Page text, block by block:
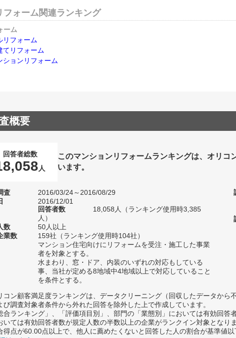
フォーム関連ランキング
ーム
リフォーム
てリフォーム
ションリフォーム
概要
回答者総数
人
このマンションリフォームランキングは、オリコ
います。
査
2016/03/24～2016/08/29
2016/12/01
回答者数
18,058人（ランキング使用時3,385
人）
数
50人以上
業数
159社（ランキング使用時104社）
マンション住宅向けにリフォームを受注・施工した事業
者を対象とする。
水まわり、窓・ドア、内装のいずれの対応もしている
事、当社が定める8地域中4地域以上で対応していること
を条件とする。
ン顧客満足度ランキングは、データクリーニング（回収したデータから
調査対象者条件から外れた回答を除外した上で作成しています。
ランキング」、「評価項目別」、部門の「業態別」においては有効回
いては有効回答者数が規定人数の半数以上の企業がランクイン対象となりま
点が60.00点以上で、他人に薦めたくないと回答した人の割合が基準値以